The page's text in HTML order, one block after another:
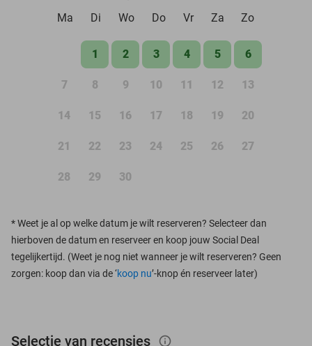
Ma
Di Wo Do Vr Za Zo
1 2 3 4 5 6
7 8 9 10 11 12 13
14 15 16 17 18 19 20
21 22 23 24 25 26 27
28 29 30
*Weet je al op welke datum je wilt reserveren? Selecteer dan
hierboven de datum en reserveer en koop jouw Social Deal
tegelijkertijd. (Weet je nog niet wanneer je wilt reserveren? Geen
zorgen: koop dan via de ‘koop nu’-knop én reserveer later)
Selectie van recensies info_outlined